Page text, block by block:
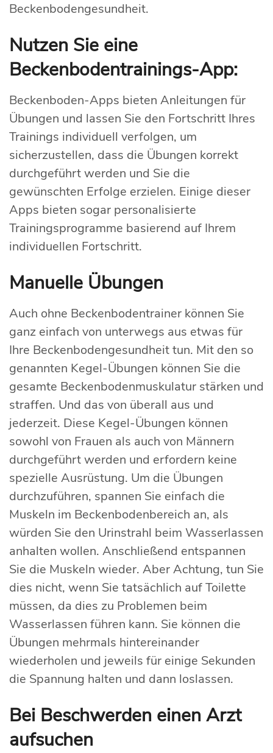
Beckenbodengesundheit.
Nutzen Sie eine
Beckenbodentrainings-App:
Beckenboden-Apps bieten Anleitungen für
Übungen und lassen Sie den Fortschritt Ihres
Trainings individuell verfolgen, um
sicherzustellen, dass die Übungen korrekt
durchgeführt werden und Sie die
gewünschten Erfolge erzielen. Einige dieser
Apps bieten sogar personalisierte
Trainingsprogramme basierend auf Ihrem
individuellen Fortschritt.
Manuelle Übungen
Auch ohne Beckenbodentrainer können Sie
ganz einfach von unterwegs aus etwas für
Ihre Beckenbodengesundheit tun. Mit den so
genannten Kegel-Übungen können Sie die
gesamte Beckenbodenmuskulatur stärken und
straffen. Und das von überall aus und
jederzeit. Diese Kegel-Übungen können
sowohl von Frauen als auch von Männern
durchgeführt werden und erfordern keine
spezielle Ausrüstung. Um die Übungen
durchzuführen, spannen Sie einfach die
Muskeln im Beckenbodenbereich an, als
würden Sie den Urinstrahl beim Wasserlassen
anhalten wollen. Anschließend entspannen
Sie die Muskeln wieder. Aber Achtung, tun Sie
dies nicht, wenn Sie tatsächlich auf Toilette
müssen, da dies zu Problemen beim
Wasserlassen führen kann. Sie können die
Übungen mehrmals hintereinander
wiederholen und jeweils für einige Sekunden
die Spannung halten und dann loslassen.
Bei Beschwerden einen Arzt
aufsuchen